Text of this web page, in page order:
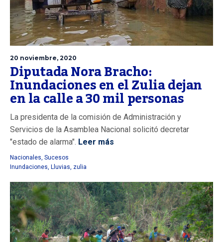
20 noviembre, 2020
Diputada Nora Bracho:
Inundaciones en el Zulia dejan
en la calle a 30 mil personas
La presidenta de la comisión de Administración y
Servicios de la Asamblea Nacional solicitó decretar
"estado de alarma". Leer más
Nacionales, Sucesos
Inundaciones, Lluvias, zulia